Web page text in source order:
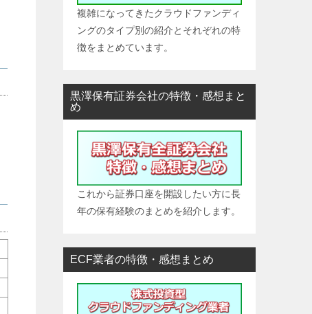
複雑になってきたクラウドファンディ
ングのタイプ別の紹介とそれぞれの特
徴をまとめています。
黒澤保有証券会社の特徴・感想まと
め
これから証券口座を開設したい方に長
年の保有経験のまとめを紹介します。
ECF業者の特徴・感想まとめ